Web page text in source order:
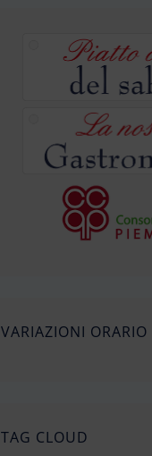
VARIAZIONI ORARIO
TAG CLOUD